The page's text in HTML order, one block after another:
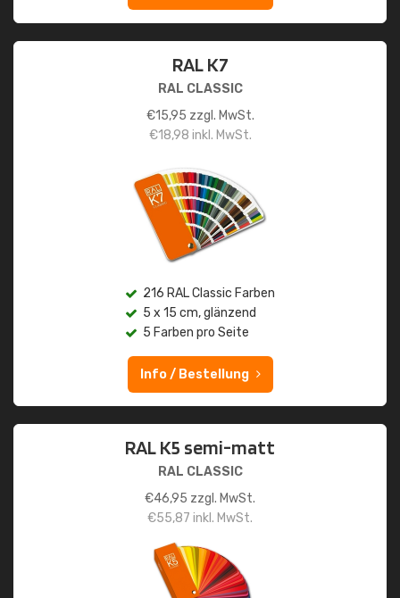
RAL K7
RAL CLASSIC
€15,95 zzgl. MwSt.
€18,98 inkl. MwSt.
216 RAL Classic Farben
5 x 15 cm, glänzend
5 Farben pro Seite
Info / Bestellung
RAL K5 semi-matt
RAL CLASSIC
€46,95 zzgl. MwSt.
€55,87 inkl. MwSt.